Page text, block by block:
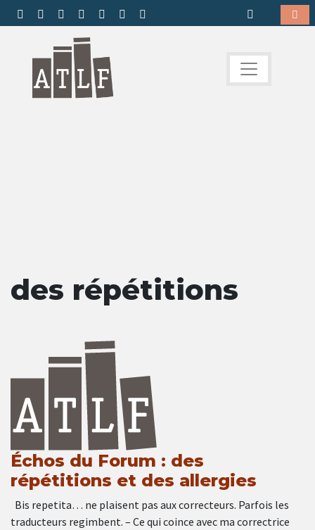
des répétitions
Échos du Forum : des
répétitions et des allergies
Bis repetita… ne plaisent pas aux correcteurs. Parfois les
traducteurs regimbent. – Ce qui coince avec ma correctrice